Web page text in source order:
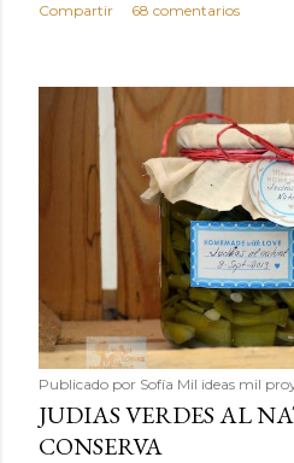
Compartir 68 comentarios
Publicado por Sofía Mil ideas mil
JUDIAS VERDES AL
CONSERVA